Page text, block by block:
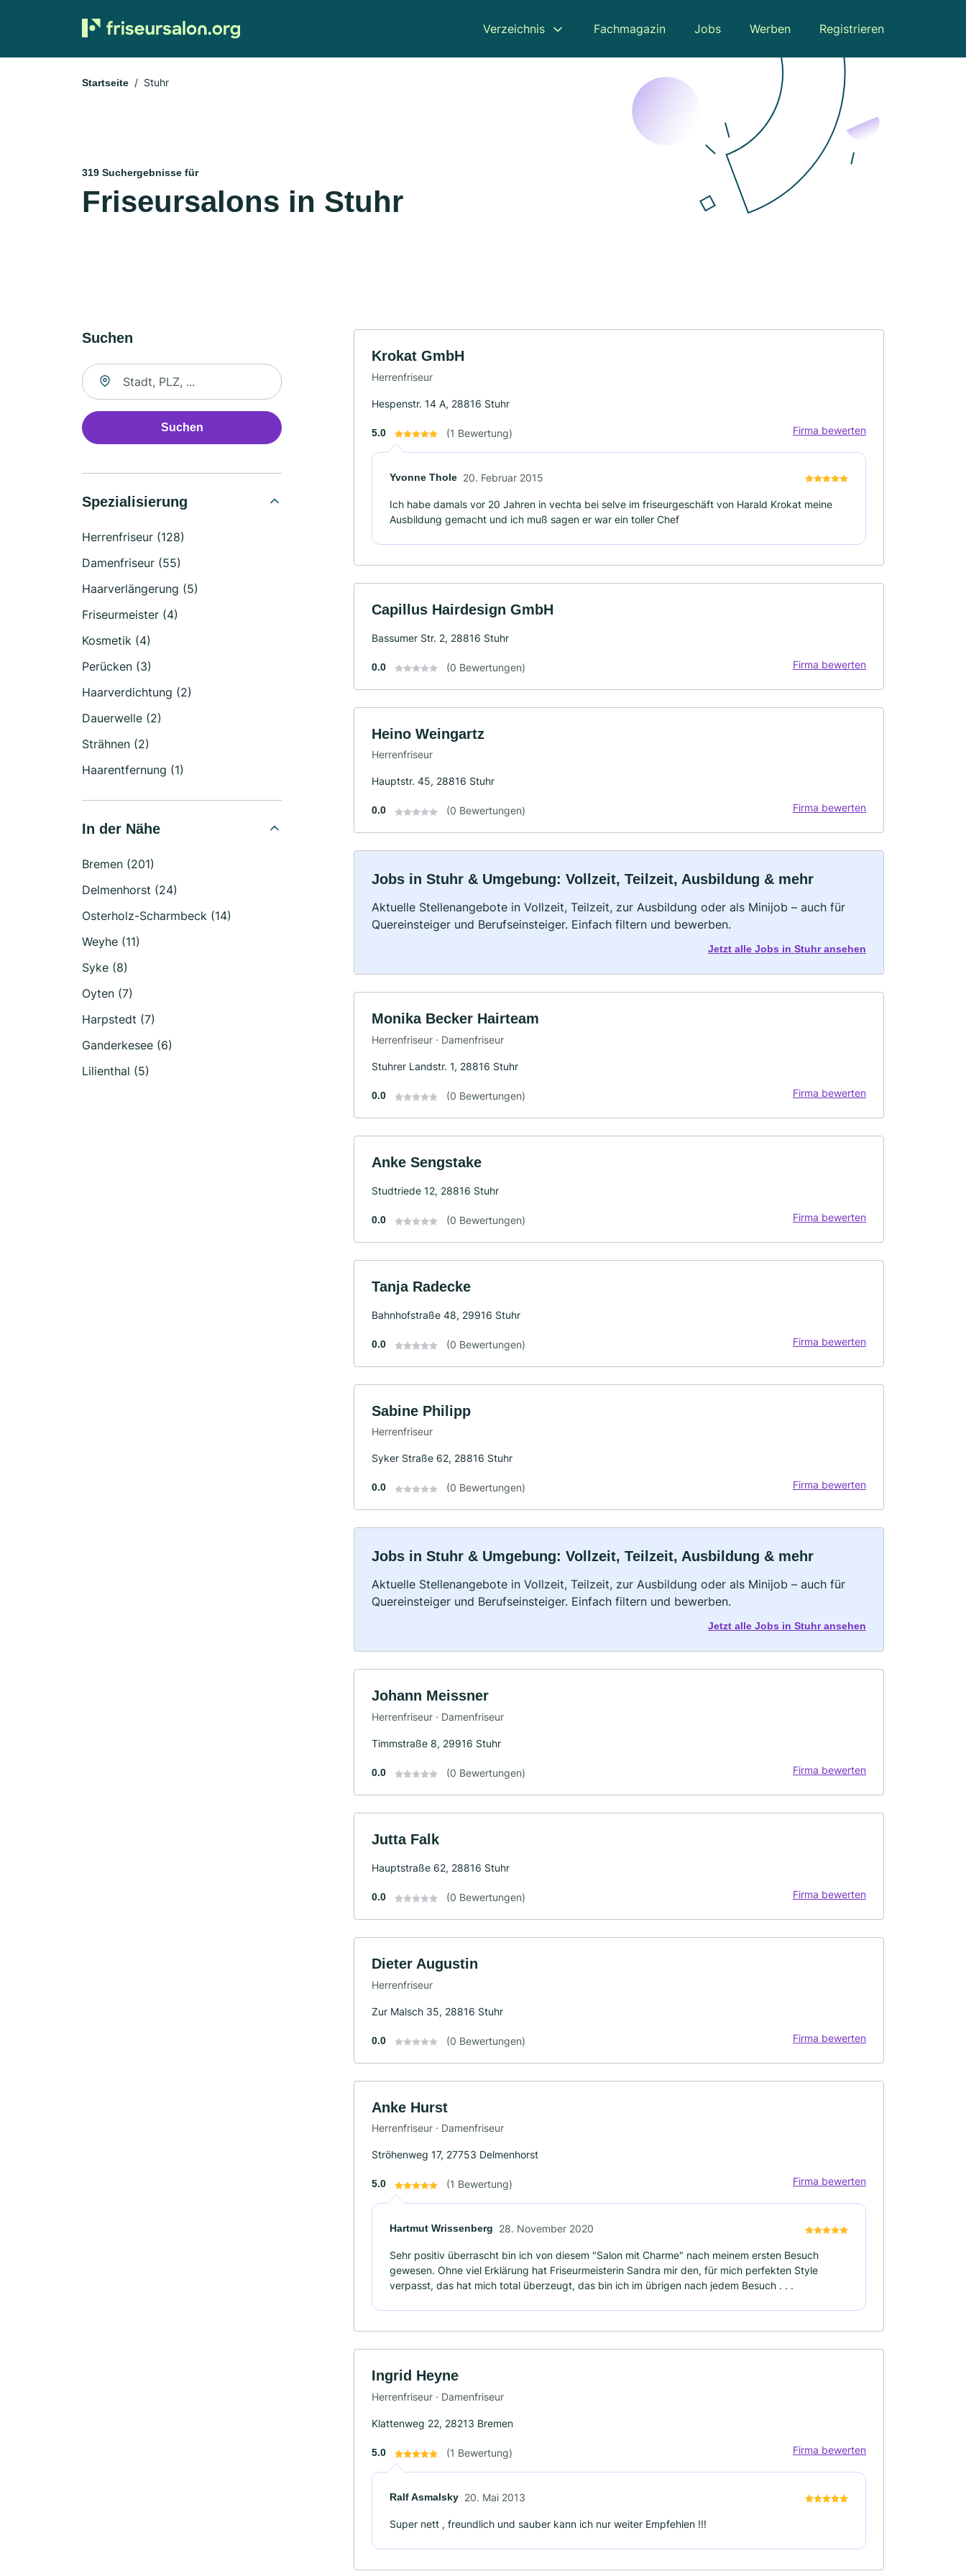
Verzeichnis Fachmagazin Jobs Werben Registrieren
Startseite Stuhr
319 Suchergebnisse für
Friseursalons in Stuhr
Suchen
Suche nach Ort
Suchen
Spezialisierung
Herrenfriseur (128)
Damenfriseur (55)
Haarverlängerung (5)
Friseurmeister (4)
Kosmetik (4)
Perücken (3)
Haarverdichtung (2)
Dauerwelle (2)
Strähnen (2)
Haarentfernung (1)
In der Nähe
Bremen (201)
Delmenhorst (24)
Osterholz-Scharmbeck (14)
Weyhe (11)
Syke (8)
Oyten (7)
Harpstedt (7)
Ganderkesee (6)
Lilienthal (5)
Krokat GmbH
Herrenfriseur
Hespenstr. 14 A, 28816 Stuhr
5.0 (1 Bewertung) Firma bewerten
Yvonne Thole 20. Februar 2015
Ich habe damals vor 20 Jahren in vechta bei selve im friseurgeschäft von Harald Krokat meine
Ausbildung gemacht und ich muß sagen er war ein toller Chef
Capillus Hairdesign GmbH
Bassumer Str. 2, 28816 Stuhr
0.0 (0 Bewertungen) Firma bewerten
Heino Weingartz
Herrenfriseur
Hauptstr. 45, 28816 Stuhr
0.0 (0 Bewertungen) Firma bewerten
Jobs in Stuhr & Umgebung: Vollzeit, Teilzeit, Ausbildung & mehr
Aktuelle Stellenangebote in Vollzeit, Teilzeit, zur Ausbildung oder als Minijob – auch für
Quereinsteiger und Berufseinsteiger. Einfach filtern und bewerben.
Jetzt alle Jobs in Stuhr ansehen
Monika Becker Hairteam
Herrenfriseur · Damenfriseur
Stuhrer Landstr. 1, 28816 Stuhr
0.0 (0 Bewertungen) Firma bewerten
Anke Sengstake
Studtriede 12, 28816 Stuhr
0.0 (0 Bewertungen) Firma bewerten
Tanja Radecke
Bahnhofstraße 48, 29916 Stuhr
0.0 (0 Bewertungen) Firma bewerten
Sabine Philipp
Herrenfriseur
Syker Straße 62, 28816 Stuhr
0.0 (0 Bewertungen) Firma bewerten
Jobs in Stuhr & Umgebung: Vollzeit, Teilzeit, Ausbildung & mehr
Aktuelle Stellenangebote in Vollzeit, Teilzeit, zur Ausbildung oder als Minijob – auch für
Quereinsteiger und Berufseinsteiger. Einfach filtern und bewerben.
Jetzt alle Jobs in Stuhr ansehen
Johann Meissner
Herrenfriseur · Damenfriseur
Timmstraße 8, 29916 Stuhr
0.0 (0 Bewertungen) Firma bewerten
Jutta Falk
Hauptstraße 62, 28816 Stuhr
0.0 (0 Bewertungen) Firma bewerten
Dieter Augustin
Herrenfriseur
Zur Malsch 35, 28816 Stuhr
0.0 (0 Bewertungen) Firma bewerten
Anke Hurst
Herrenfriseur · Damenfriseur
Ströhenweg 17, 27753 Delmenhorst
5.0 (1 Bewertung) Firma bewerten
Hartmut Wrissenberg 28. November 2020
Sehr positiv überrascht bin ich von diesem "Salon mit Charme" nach meinem ersten Besuch
gewesen. Ohne viel Erklärung hat Friseurmeisterin Sandra mir den, für mich perfekten Style
verpasst, das hat mich total überzeugt, das bin ich im übrigen nach jedem Besuch . . .
Ingrid Heyne
Herrenfriseur · Damenfriseur
Klattenweg 22, 28213 Bremen
5.0 (1 Bewertung) Firma bewerten
Ralf Asmalsky 20. Mai 2013
Super nett , freundlich und sauber kann ich nur weiter Empfehlen !!!